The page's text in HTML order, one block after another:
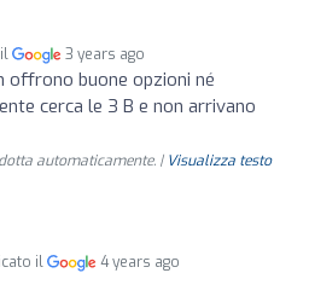
3 years ago
offrono buone opzioni né
cerca le 3 B e non arrivano
automaticamente. | Visualizza testo
il 4 years ago